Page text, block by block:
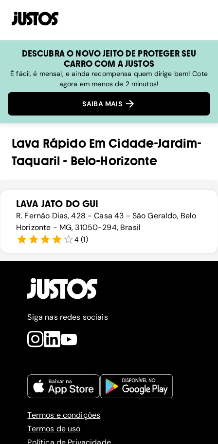
DESCUBRA O NOVO JEITO DE PROTEGER SEU
CARRO COM A JUSTOS
É fácil, é mensal, e ainda recompensa quem dirige bem! Cote
agora em menos de 2 minutos!
SAIBA MAIS
Lava RápidoEmCidade-Jardim-
Taquaril - Belo-Horizonte
LAVA JATO DO GUI
R. Fernão Dias, 428 - Casa 43 - São Geraldo, Belo
Horizonte - MG, 31050-294, Brasil
4 (1)
Siga nas redes sociais
Termos e condições
Termos de uso